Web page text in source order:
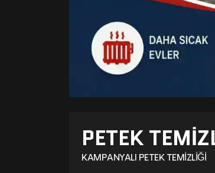
PETEK
KAMPANYALI PETEK TEMIZLIĞI